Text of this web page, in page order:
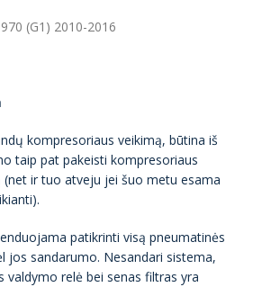
(G1) 2010-2016
kompresoriaus veikimą, būtina iš
taip pat pakeisti kompresoriaus
ir tuo atveju jei šuo metu esama
patikrinti visą pneumatinės
jos sandarumo. Nesandari sistema,
valdymo relė bei senas filtras yra